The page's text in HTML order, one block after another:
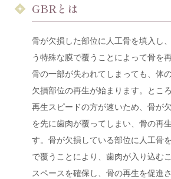
GBRとは
骨が欠損した部位に人工骨を填入し
う特殊な膜で覆うことによって骨を
骨の一部が失われてしまっても、体
欠損部位の再生が始まります。とこ
再生スピードの方が速いため、骨が
を先に歯肉が覆ってしまい、骨の再
す。骨が欠損している部位に人工骨
で覆うことにより、歯肉が入り込む
スペースを確保し、骨の再生を促進